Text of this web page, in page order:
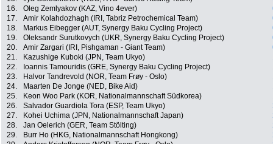
16.
Oleg Zemlyakov (KAZ, Vino 4ever)
17.
Amir Kolahdozhagh (IRI, Tabriz Petrochemical Team)
18.
Markus Eibegger (AUT, Synergy Baku Cycling Project)
19.
Oleksandr Surutkovych (UKR, Synergy Baku Cycling Project)
20.
Amir Zargari (IRI, Pishgaman - Giant Team)
21.
Kazushige Kuboki (JPN, Team Ukyo)
22.
Ioannis Tamouridis (GRE, Synergy Baku Cycling Project)
23.
Halvor Tandrevold (NOR, Team Frøy - Oslo)
24.
Maarten De Jonge (NED, Bike Aid)
25.
Keon Woo Park (KOR, Nationalmannschaft Südkorea)
26.
Salvador Guardiola Tora (ESP, Team Ukyo)
27.
Kohei Uchima (JPN, Nationalmannschaft Japan)
28.
Jan Oelerich (GER, Team Stölting)
29.
Burr Ho (HKG, Nationalmannschaft Hongkong)